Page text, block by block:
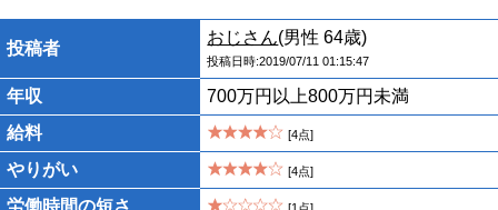
投稿者
おじさん(男性 64歳)
投稿日時:2019/07/11 01:15:47
年収
700万円以上800万円未満
給料
[4点]
やりがい [4点]